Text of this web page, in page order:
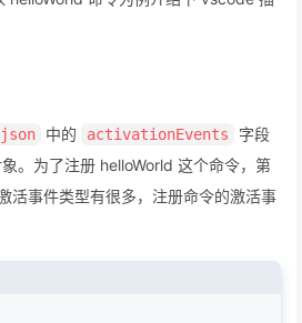
中的 activationEvents
字段
。为了注册 helloWorld 这个命令，第
活事件类型有很多，注册命令的激活事